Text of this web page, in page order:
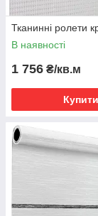
Тканинні ролети
В наявності
1 756 ₴/кв.м
Купити